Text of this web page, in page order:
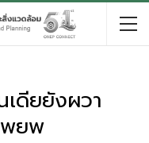
ดียยังผวา
ยพ